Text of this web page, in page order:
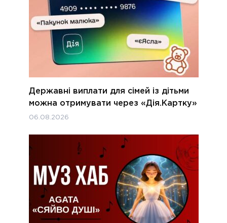
Державні виплати для сімей із дітьми
можна отримувати через «Дія.Картку»
06.08.2026